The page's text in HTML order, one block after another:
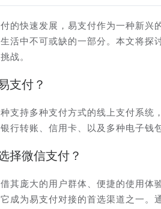
的快速发展，易支付作为一种新兴
活中不可或缺的一部分。本文将探
战。
支付？
支持多种支付方式的线上支付系统
行转账、信用卡、以及多种电子钱
择微信支付？
其庞大的用户群体、便捷的使用体
成为易支付对接的首选渠道之一。